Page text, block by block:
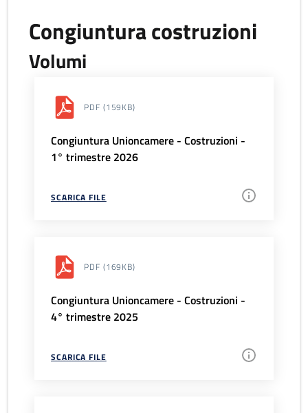
Congiuntura costruzioni
Volumi
PDF (159KB)
Congiuntura Unioncamere - Costruzioni -
1° trimestre 2026
SCARICA FILE
PDF (169KB)
Congiuntura Unioncamere - Costruzioni -
4° trimestre 2025
SCARICA FILE